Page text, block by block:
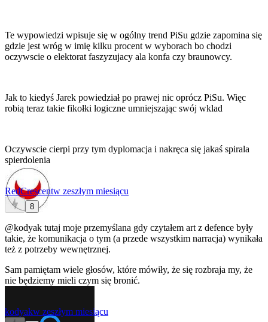
Te wypowiedzi wpisuje się w ogólny trend PiSu gdzie zapomina się
gdzie jest wróg w imię kilku procent w wyborach bo chodzi
oczywscie o elektorat faszyzujacy ala konfa czy braunowcy.
Jak to kiedyś Jarek powiedział po prawej nic oprócz PiSu. Więc
robią teraz takie fikołki logiczne umniejszając swój wklad
Oczywscie cierpi przy tym dyplomacja i nakręca się jakaś spirala
spierdolenia
RedCrescentw zeszłym miesiącu
8
@kodyak tutaj moje przemyślana gdy czytałem art z defence były
takie, że komunikacja o tym (a przede wszystkim narracja) wynikała
też z potrzeby wewnętrznej.
Sam pamiętam wiele głosów, które mówiły, że się rozbraja my, że
nie będziemy mieli czym się bronić.
kodyakw zeszłym miesiącu